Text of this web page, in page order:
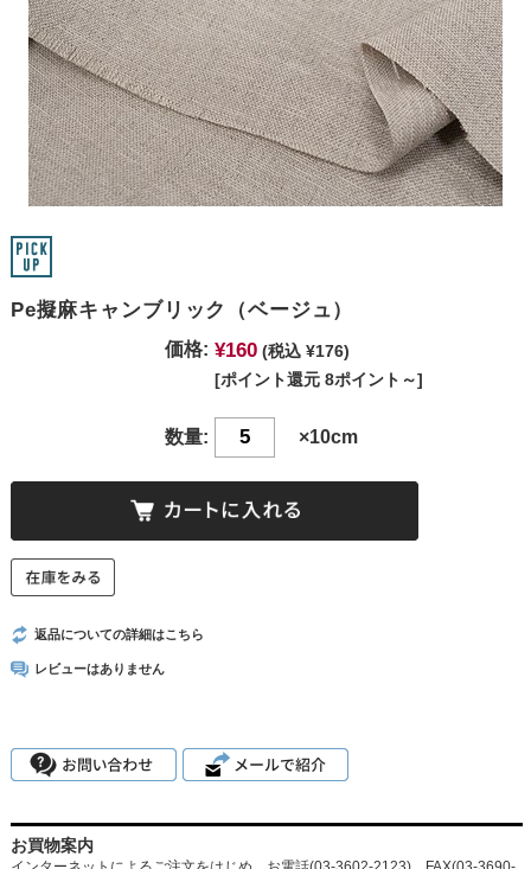
Pe擬麻キャンブリック（ベージュ）
価格: ¥160 (税込 ¥176)
[ポイント還元 8ポイント～]
数量: ×10cm
返品についての詳細はこちら
レビューはありません
お買物案内